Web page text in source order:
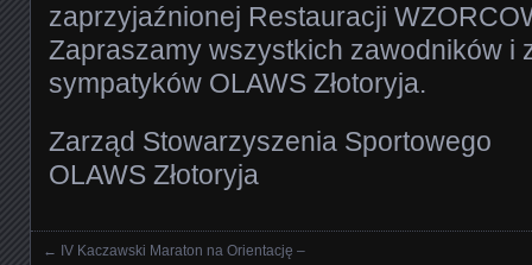
zaprzyjaźnionej Restauracji
Zapraszamy wszystkich zawodników i
sympatyków OLAWS Złotoryja.
Zarząd Stowarzyszenia Sportowego
OLAWS Złotoryja
← IV Kaczawski Maraton na Orientację –